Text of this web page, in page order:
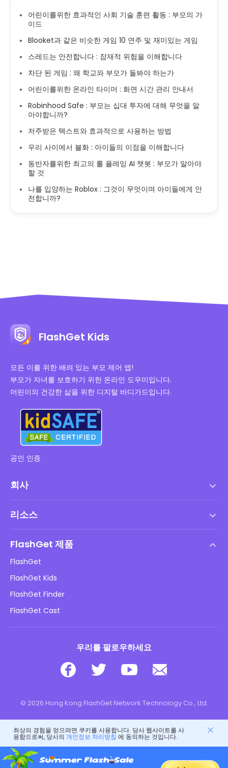
어린이를위한 효과적인 사회 기술 훈련 활동 : 부모의 가
이드
Blooket과 같은 비슷한 게임 10 연주 및 재미있는 게임
스레드는 안전합니다 : 잠재적 위험을 이해합니다
차단 된 게임 : 왜 학교와 부모가 돌봐야 하는가
어린이를위한 온라인 타이머 : 화면 시간 관리 안내서
Robinhood Safe : 부모는 십대 투자에 대해 무엇을 알
아야합니까?
저주받은 텍스트와 효과적으로 사용하는 방법
우리 사이에서 불화 : 아이들의 이점을 이해합니다
동반자를위한 최고의 롤 플레잉 AI 챗봇 : 부모가 알아야
할 것
나를 입양하는 Roblox : 그것이 무엇이며 아이들에게 안
전합니까?
FlashGet Kids
모든 이를 위한 배려 있는 부모 제어 앱!
부모가 자녀를 보호하기 위한 온라인 도우미입니다.
어린이의 건강한 삶을 위한 디지털 바디가드입니다.
공인 인증
회사
DMCA 정책
개인정보 처리방침
광고 정책
내 정보를 판매하지 마십시오
리소스
아동 온라인 안전
다운로드
FlashGet 제품
FlashGet
FlashGet Kids
FlashGet Finder
FlashGet Cast
우리를 팔로우하세요
© 2026 Hong Kong FlashGet Network Technology Co., Ltd.
최상의 경험을 얻으려면 쿠키를 사용합니다. 당사 웹사이트를 사
용함으로써, 당사의 개인정보 처리방침 에 동의하는 것입니다.